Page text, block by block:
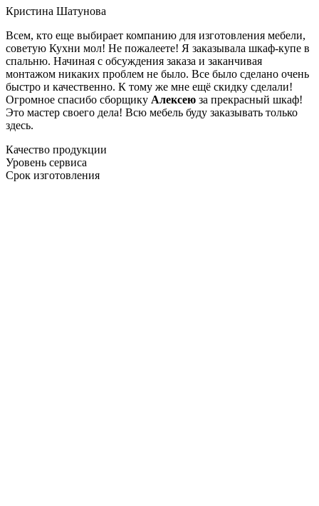
Кристина Шатунова
Всем, кто еще выбирает компанию для изготовления мебели,
советую Кухни мол! Не пожалеете! Я заказывала шкаф-купе в
спальню. Начиная с обсуждения заказа и заканчивая
монтажом никаких проблем не было. Все было сделано очень
быстро и качественно. К тому же мне ещё скидку сделали!
Огромное спасибо сборщику Алексею за прекрасный шкаф!
Это мастер своего дела! Всю мебель буду заказывать только
здесь.
Качество продукции
Уровень сервиса
Срок изготовления